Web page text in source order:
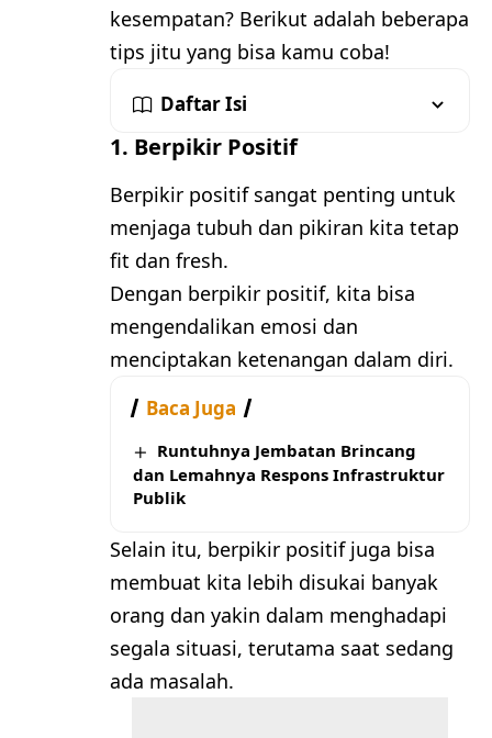
kesempatan? Berikut adalah beberapa
tips jitu yang bisa kamu coba!
Daftar Isi
1. Berpikir Positif
Berpikir positif sangat penting untuk
menjaga tubuh dan pikiran kita tetap
fit dan fresh.
Dengan berpikir positif, kita bisa
mengendalikan emosi dan
menciptakan ketenangan dalam diri.
Baca Juga
Runtuhnya Jembatan Brincang
dan Lemahnya Respons Infrastruktur
Publik
Selain itu, berpikir positif juga bisa
membuat kita lebih disukai banyak
orang dan yakin dalam menghadapi
segala situasi, terutama saat sedang
ada masalah.